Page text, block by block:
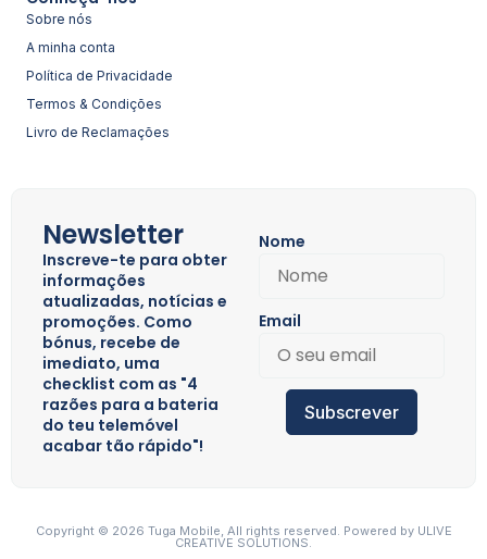
Sobre nós
A minha conta
Política de Privacidade
Termos & Condições
Livro de Reclamações
Newsletter
Inscreve-te para obter
informações
atualizadas, notícias e
promoções. Como
bónus, recebe de
imediato, uma
checklist com as "4
razões para a bateria
do teu telemóvel
acabar tão rápido"!
Nome
Email
Subscrever
Copyright © 2026 Tuga Mobile, All rights reserved. Powered by ULIVE
CREATIVE SOLUTIONS.